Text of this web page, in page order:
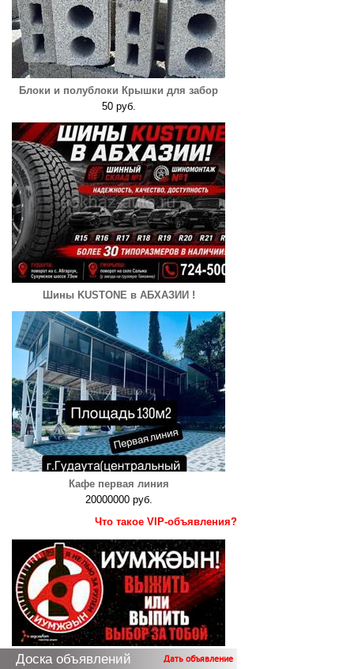
Блоки и полублоки Крышки для забор
50 руб.
Шины KUSTONE в АБХАЗИИ !
Кафе первая линия
20000000 руб.
Что такое VIP-объявления?
Доска объявлений Дать объявление